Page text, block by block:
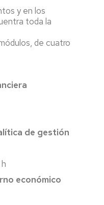
y en los
toda la
de cuatro
de gestión
económico